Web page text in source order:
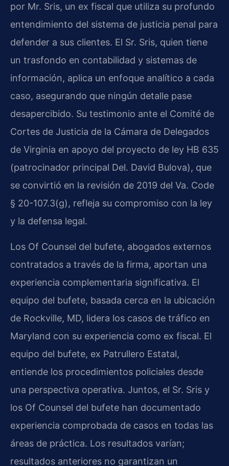
por Mr. Sris, un ex fiscal que utiliza su profundo
entendimiento del sistema de justicia penal para
defender a sus clientes. El Sr. Sris, quien tiene
un trasfondo en contabilidad y sistemas de
información, aplica un enfoque analítico a cada
caso, asegurando que ningún detalle pase
desapercibido. Su testimonio ante el Comité de
Cortes de Justicia de la Cámara de Delegados
de Virginia en apoyo del proyecto de ley HB 635
(patrocinador principal Del. David Bulova), que
se convirtió en la revisión de 2019 del Va. Code
§ 20-107.3(g), refleja su compromiso con la ley
y la defensa legal.
Los Of Counsel del bufete, abogados externos
contratados a través de la firma, aportan una
experiencia complementaria significativa. El
equipo del bufete, basada cerca en la ubicación
de Rockville, MD, lidera los casos de tráfico en
Maryland con su experiencia como ex fiscal. El
equipo del bufete, ex Patrullero Estatal,
entiende los procedimientos policiales desde
una perspectiva operativa. Juntos, el Sr. Sris y
los Of Counsel del bufete han documentado
experiencia comprobada de casos en todas las
áreas de práctica. Los resultados varían;
resultados anteriores no garantizan un